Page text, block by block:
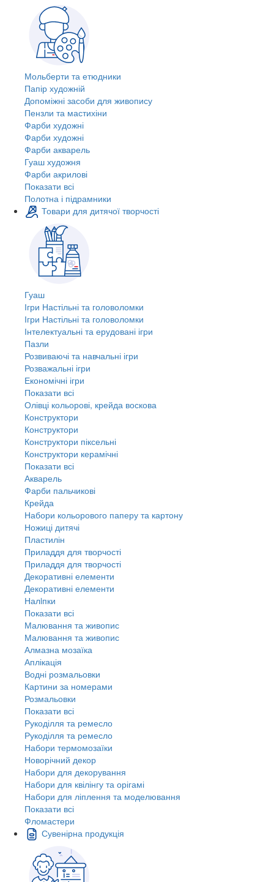
Мольберти та етюдники
Папір художній
Допоміжні засоби для живопису
Пензли та мастихіни
Фарби художні
Фарби художні
Фарби акварель
Гуаш художня
Фарби акрилові
Показати всі
Полотна і підрамники
Товари для дитячої творчості
Гуаш
Ігри Настільні та головоломки
Ігри Настільні та головоломки
Інтелектуальні та ерудовані ігри
Пазли
Розвиваючі та навчальні ігри
Розважальні ігри
Економічні ігри
Показати всі
Олівці кольорові, крейда воскова
Конструктори
Конструктори
Конструктори піксельні
Конструктори керамічні
Показати всі
Акварель
Фарби пальчикові
Крейда
Набори кольорового паперу та картону
Ножиці дитячі
Пластилін
Приладдя для творчості
Приладдя для творчості
Декоративні елементи
Декоративні елементи
Налiпки
Показати всі
Малювання та живопис
Малювання та живопис
Алмазна мозаїка
Аплікація
Водні розмальовки
Картини за номерами
Розмальовки
Показати всі
Рукоділля та ремесло
Рукоділля та ремесло
Набори термомозаїки
Новорічний декор
Набори для декорування
Набори для квілінгу та орігамі
Набори для ліплення та моделювання
Показати всі
Фломастери
Сувенірна продукція